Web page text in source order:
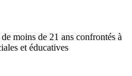
moins de 21 ans confrontés à
et éducatives